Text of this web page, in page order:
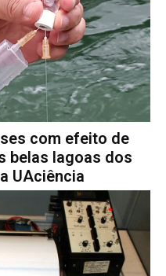
com efeito de
belas lagoas dos
UAciência